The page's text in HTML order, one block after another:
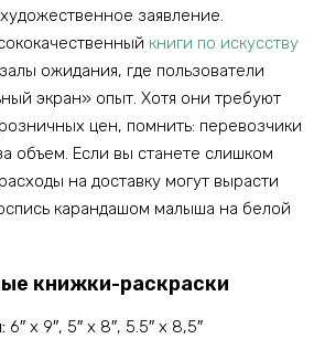
заявление.
книги по искусству
ожидания, где пользователи
экран» опыт. Хотя они требуют
цен, помнить: перевозчики
объем. Если вы станете слишком
на доставку могут вырасти
карандашом малыша на белой
книжки-раскраски
6″ х 9″, 5″ х 8″, 5.5″ х 8,5″